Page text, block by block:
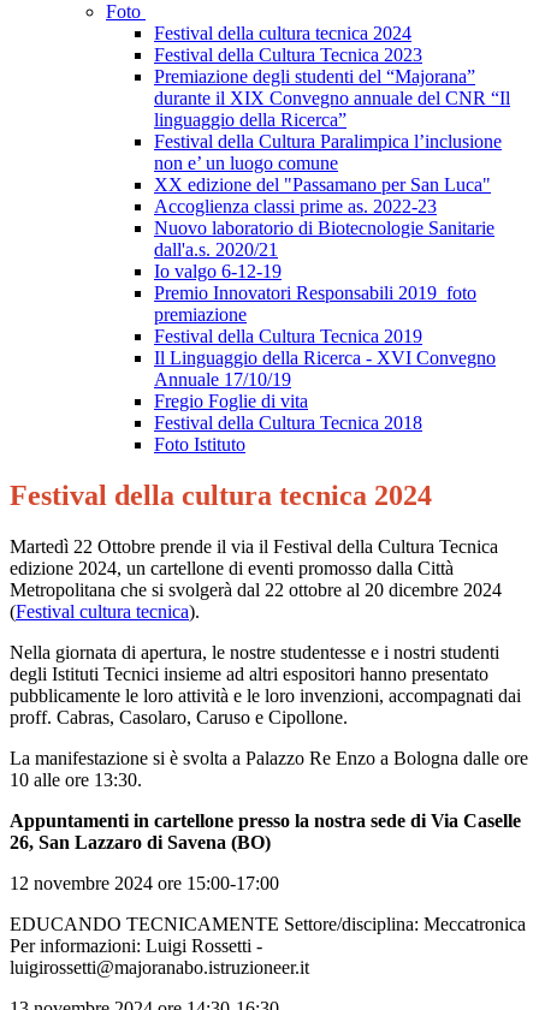
Foto
Festival della cultura tecnica 2024
Festival della Cultura Tecnica 2023
Premiazione degli studenti del “Majorana”
durante il XIX Convegno annuale del CNR “Il
linguaggio della Ricerca”
Festival della Cultura Paralimpica l’inclusione
non e’ un luogo comune
XX edizione del "Passamano per San Luca"
Accoglienza classi prime as. 2022-23
Nuovo laboratorio di Biotecnologie Sanitarie
dall'a.s. 2020/21
Io valgo 6-12-19
Premio Innovatori Responsabili 2019_foto
premiazione
Festival della Cultura Tecnica 2019
Il Linguaggio della Ricerca - XVI Convegno
Annuale 17/10/19
Fregio Foglie di vita
Festival della Cultura Tecnica 2018
Foto Istituto
Festival della cultura tecnica 2024
Martedì 22 Ottobre prende il via il Festival della Cultura Tecnica
edizione 2024, un cartellone di eventi promosso dalla Città
Metropolitana che si svolgerà dal 22 ottobre al 20 dicembre 2024
(Festival cultura tecnica).
Nella giornata di apertura, le nostre studentesse e i nostri studenti
degli Istituti Tecnici insieme ad altri espositori hanno presentato
pubblicamente le loro attività e le loro invenzioni, accompagnati dai
proff. Cabras, Casolaro, Caruso e Cipollone.
La manifestazione si è svolta a Palazzo Re Enzo a Bologna dalle ore
10 alle ore 13:30.
Appuntamenti in cartellone presso la nostra sede di Via Caselle
26, San Lazzaro di Savena (BO)
12 novembre 2024 ore 15:00-17:00
EDUCANDO TECNICAMENTE Settore/disciplina: Meccatronica
Per informazioni: Luigi Rossetti -
luigirossetti@majoranabo.istruzioneer.it